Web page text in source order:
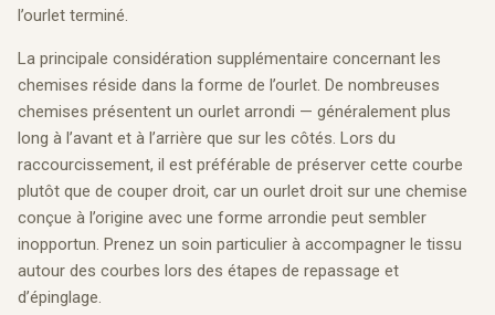
l’ourlet terminé.
La principale considération supplémentaire concernant les
chemises réside dans la forme de l’ourlet. De nombreuses
chemises présentent un ourlet arrondi — généralement plus
long à l’avant et à l’arrière que sur les côtés. Lors du
raccourcissement, il est préférable de préserver cette courbe
plutôt que de couper droit, car un ourlet droit sur une chemise
conçue à l’origine avec une forme arrondie peut sembler
inopportun. Prenez un soin particulier à accompagner le tissu
autour des courbes lors des étapes de repassage et
d’épinglage.